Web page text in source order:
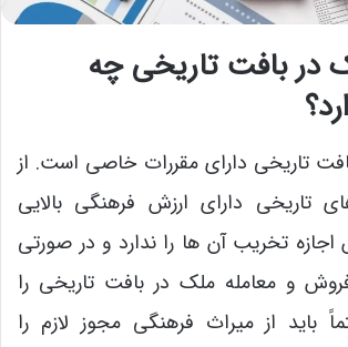
در بافت تاریخی چه
تاریخی دارای مقررات خاصی است. از
تاریخی دارای ارزش فرهنگی بالایی
تخریب آن ها را ندارد و در صورتی
و معامله ملک در بافت تاریخی را
باید از میراث فرهنگی مجوز لازم را